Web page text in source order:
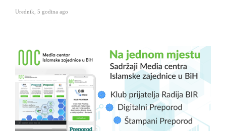
Urednik 5 godina ago